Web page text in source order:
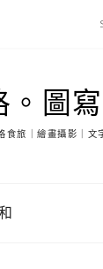
。圖
食旅｜繪畫攝影｜文